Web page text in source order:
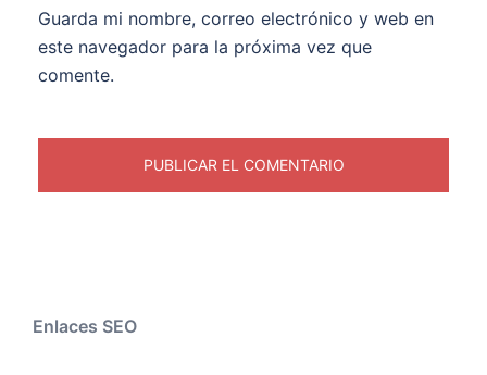
Guarda mi nombre, correo electrónico y web en
este navegador para la próxima vez que
comente.
Enlaces SEO